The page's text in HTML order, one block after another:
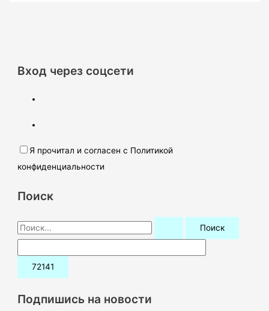
Вход через соцсети
Я прочитал и согласен с Политикой
конфиденциальности
Поиск
П
о
и
:Подпишись на новости